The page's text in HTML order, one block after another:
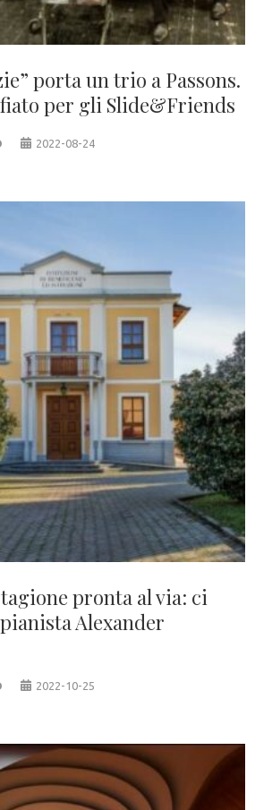
porta un trio a Passons.
per gli Slide&Friends
2022-08-24
pronta al via: ci
Alexander
2022-10-25